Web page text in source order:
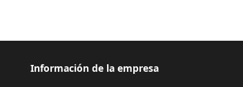
Información de la empresa